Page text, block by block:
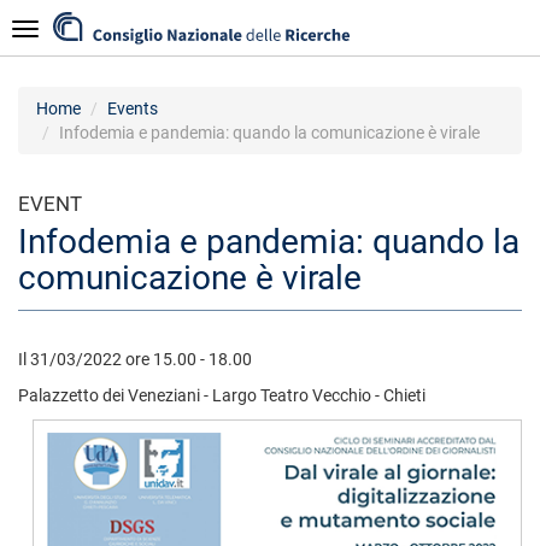
to
main
Navigazione
Home
Events
Infodemia e pandemia: quando la comunicazione è virale
EVENT
Infodemia e pandemia: quando la
comunicazione è virale
Il 31/03/2022 ore 15.00 - 18.00
Palazzetto dei Veneziani - Largo Teatro Vecchio - Chieti